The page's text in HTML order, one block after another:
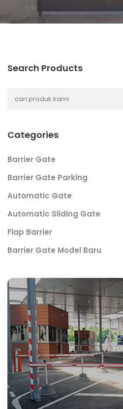
Search Products
Categories
Barrier Gate
Barrier Gate Parking
Automatic Gate
Automatic Sliding Gate
Flap Barrier
Barrier Gate Model Baru